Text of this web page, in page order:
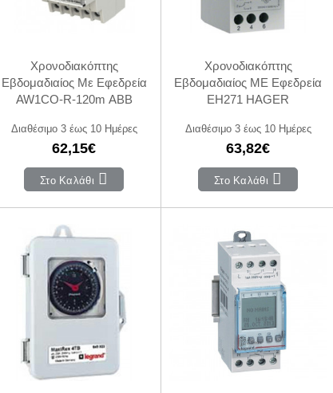
Χρονοδιακόπτης
Εβδομαδιαίος Mε Εφεδρεία
AW1CO-R-120m ABB
Διαθέσιμο 3 έως 10 Ημέρες
62,15€
Στο Καλάθι
Χρονοδιακόπτης
Εβδομαδιαίος ME Εφεδρεία
EH271 HAGER
Διαθέσιμο 3 έως 10 Ημέρες
63,82€
Στο Καλάθι